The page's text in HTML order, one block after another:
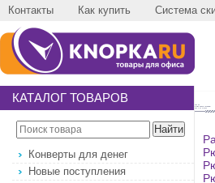
Контакты Как купить Система
КАТАЛОГ ТОВАРОВ
Конверты для денег
Новые поступления